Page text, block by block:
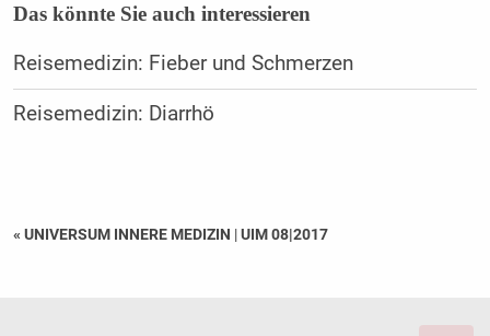
Das könnte Sie auch interessieren
Reisemedizin: Fieber und Schmerzen
Reisemedizin: Diarrhö
« UNIVERSUM INNERE MEDIZIN |UIM 08|2017